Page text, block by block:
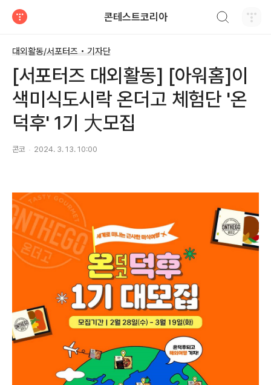
콘테스트코리아
대외활동/서포터즈 • 기자단
[서포터즈 대외활동] [아워홈]이
색미식도시락 온더고 체험단 '온
덕후' 1기 大모집
콘코 2024. 3. 13. 10:00